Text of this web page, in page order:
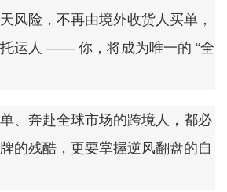
风险，不再由境外收货人买单，
运人 —— 你，将成为唯一的 “全
奔赴全球市场的跨境人，都必
的残酷，更要掌握逆风翻盘的自